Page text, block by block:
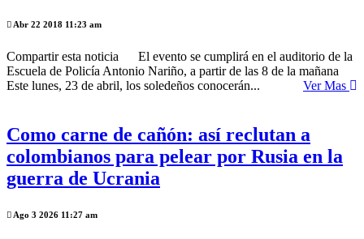
Abr 22 2018 11:23 am
Compartir esta noticia El evento se cumplirá en el auditorio de la
Escuela de Policía Antonio Nariño, a partir de las 8 de la mañana
Este lunes, 23 de abril, los soledeños conocerán...
Ver Mas
Como carne de cañón: así reclutan a
colombianos para pelear por Rusia en la
guerra de Ucrania
Ago 3 2026 11:27 am